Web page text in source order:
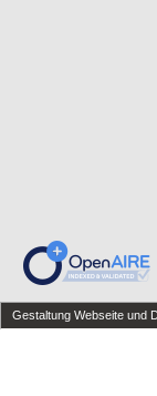
Gestaltung Webseite und